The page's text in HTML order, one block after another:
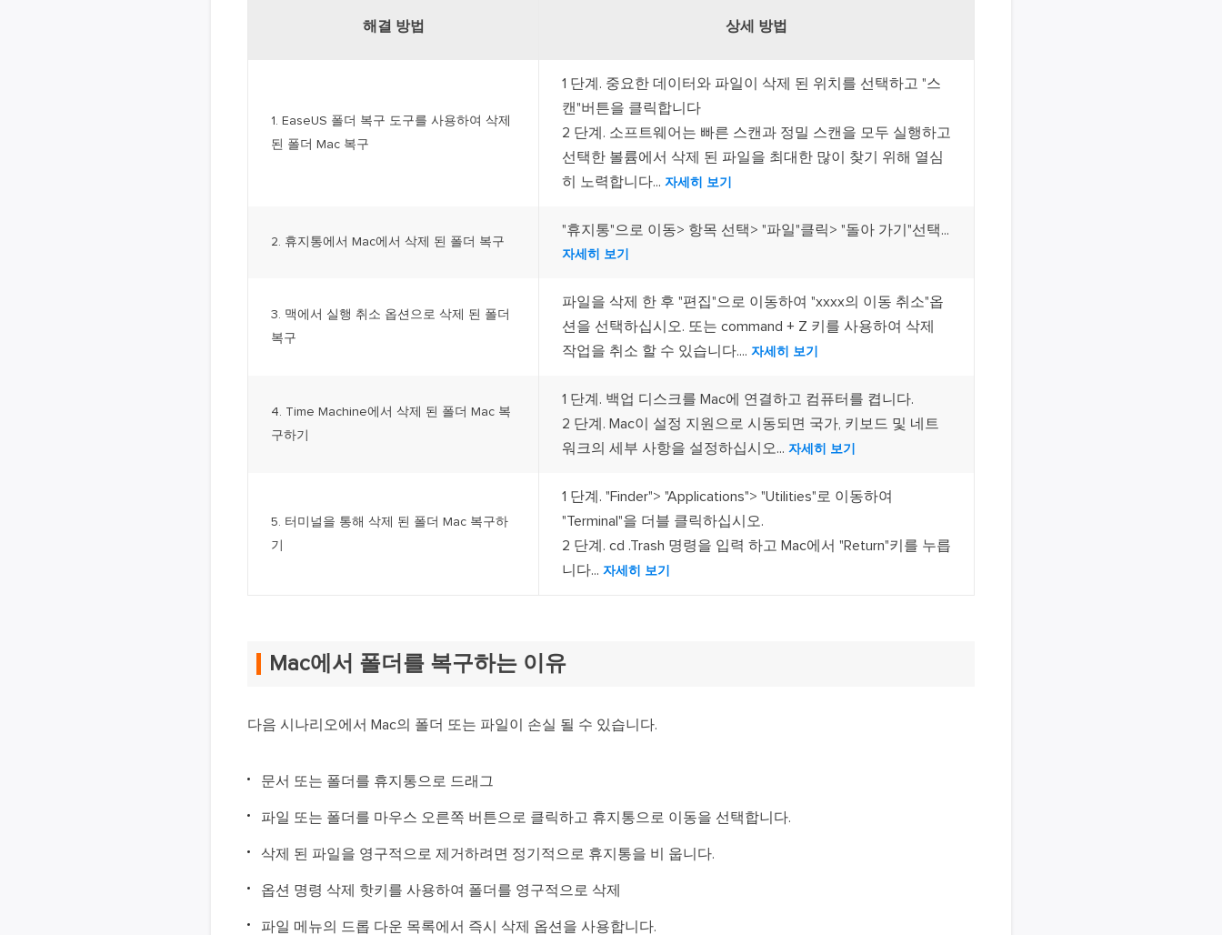
보이스 웨이브
벨소리 에디터
해결 방법 상세 방법
1. EaseUS 폴더 복구 도구를 사용하여 삭제
된 폴더 Mac 복구
1 단계. 중요한 데이터와 파일이 삭제 된 위치를 선택하고 "스
캔"버튼을 클릭합니다
2 단계. 소프트웨어는 빠른 스캔과 정밀 스캔을 모두 실행하고
선택한 볼륨에서 삭제 된 파일을 최대한 많이 찾기 위해 열심
히 노력합니다... 자세히 보기
2. 휴지통에서 Mac에서 삭제 된 폴더 복구
"휴지통"으로 이동> 항목 선택> "파일"클릭> "돌아 가기"선택...
자세히 보기
3. 맥에서 실행 취소 옵션으로 삭제 된 폴더
복구
파일을 삭제 한 후 "편집"으로 이동하여 "xxxx의 이동 취소"옵
션을 선택하십시오. 또는 command + Z 키를 사용하여 삭제
작업을 취소 할 수 있습니다.... 자세히 보기
4. Time Machine에서 삭제 된 폴더 Mac 복
구하기
1 단계. 백업 디스크를 Mac에 연결하고 컴퓨터를 켭니다.
2 단계. Mac이 설정 지원으로 시동되면 국가, 키보드 및 네트
워크의 세부 사항을 설정하십시오... 자세히 보기
5. 터미널을 통해 삭제 된 폴더 Mac 복구하
기
1 단계. "Finder"> "Applications"> "Utilities"로 이동하여
"Terminal"을 더블 클릭하십시오.
2 단계. cd .Trash 명령을 입력 하고 Mac에서 "Return"키를 누릅
니다... 자세히 보기
Mac에서 폴더를 복구하는 이유
다음 시나리오에서 Mac의 폴더 또는 파일이 손실 될 수 있습니다.
문서 또는 폴더를 휴지통으로 드래그
파일 또는 폴더를 마우스 오른쪽 버튼으로 클릭하고 휴지통으로 이동을 선택합니다.
삭제 된 파일을 영구적으로 제거하려면 정기적으로 휴지통을 비 웁니다.
옵션 명령 삭제 핫키를 사용하여 폴더를 영구적으로 삭제
파일 메뉴의 드롭 다운 목록에서 즉시 삭제 옵션을 사용합니다.